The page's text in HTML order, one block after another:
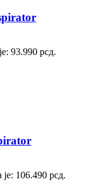
93.990 рсд.
106.490 рсд.